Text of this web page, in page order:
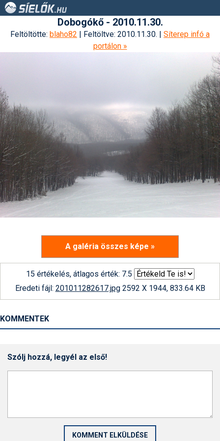
Dobogókő - 2010.11.30.
Feltöltötte: blaho82 | Feltöltve: 2010.11.30. | Síterep infó a
portálon »
A galéria összes képe »
15 értékelés, átlagos érték: 7.5
Eredeti fájl: 201011282617.jpg2592 X 1944, 833.64 KB
KOMMENTEK
Szólj hozzá, legyél az első!